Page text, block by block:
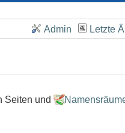
Admin Letzte
Seiten und